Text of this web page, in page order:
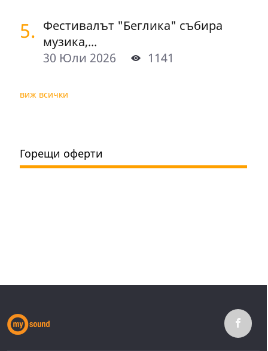
5. Фестивалът "Беглика" събира
музика,...
30 Юли 2026
1141
виж всички
Горещи оферти